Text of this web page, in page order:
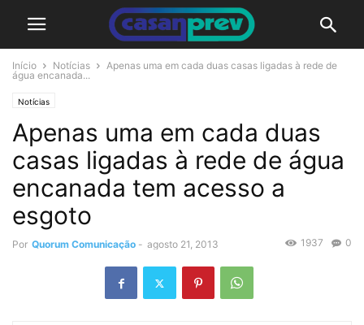
Início Notícias
Apenas uma em cada duas casas ligadas à rede de
água encanada...
Notícias
Apenas uma em cada duas
casas ligadas à rede de água
encanada tem acesso a
esgoto
Por Quorum Comunicação - agosto 21, 2013 0
1937